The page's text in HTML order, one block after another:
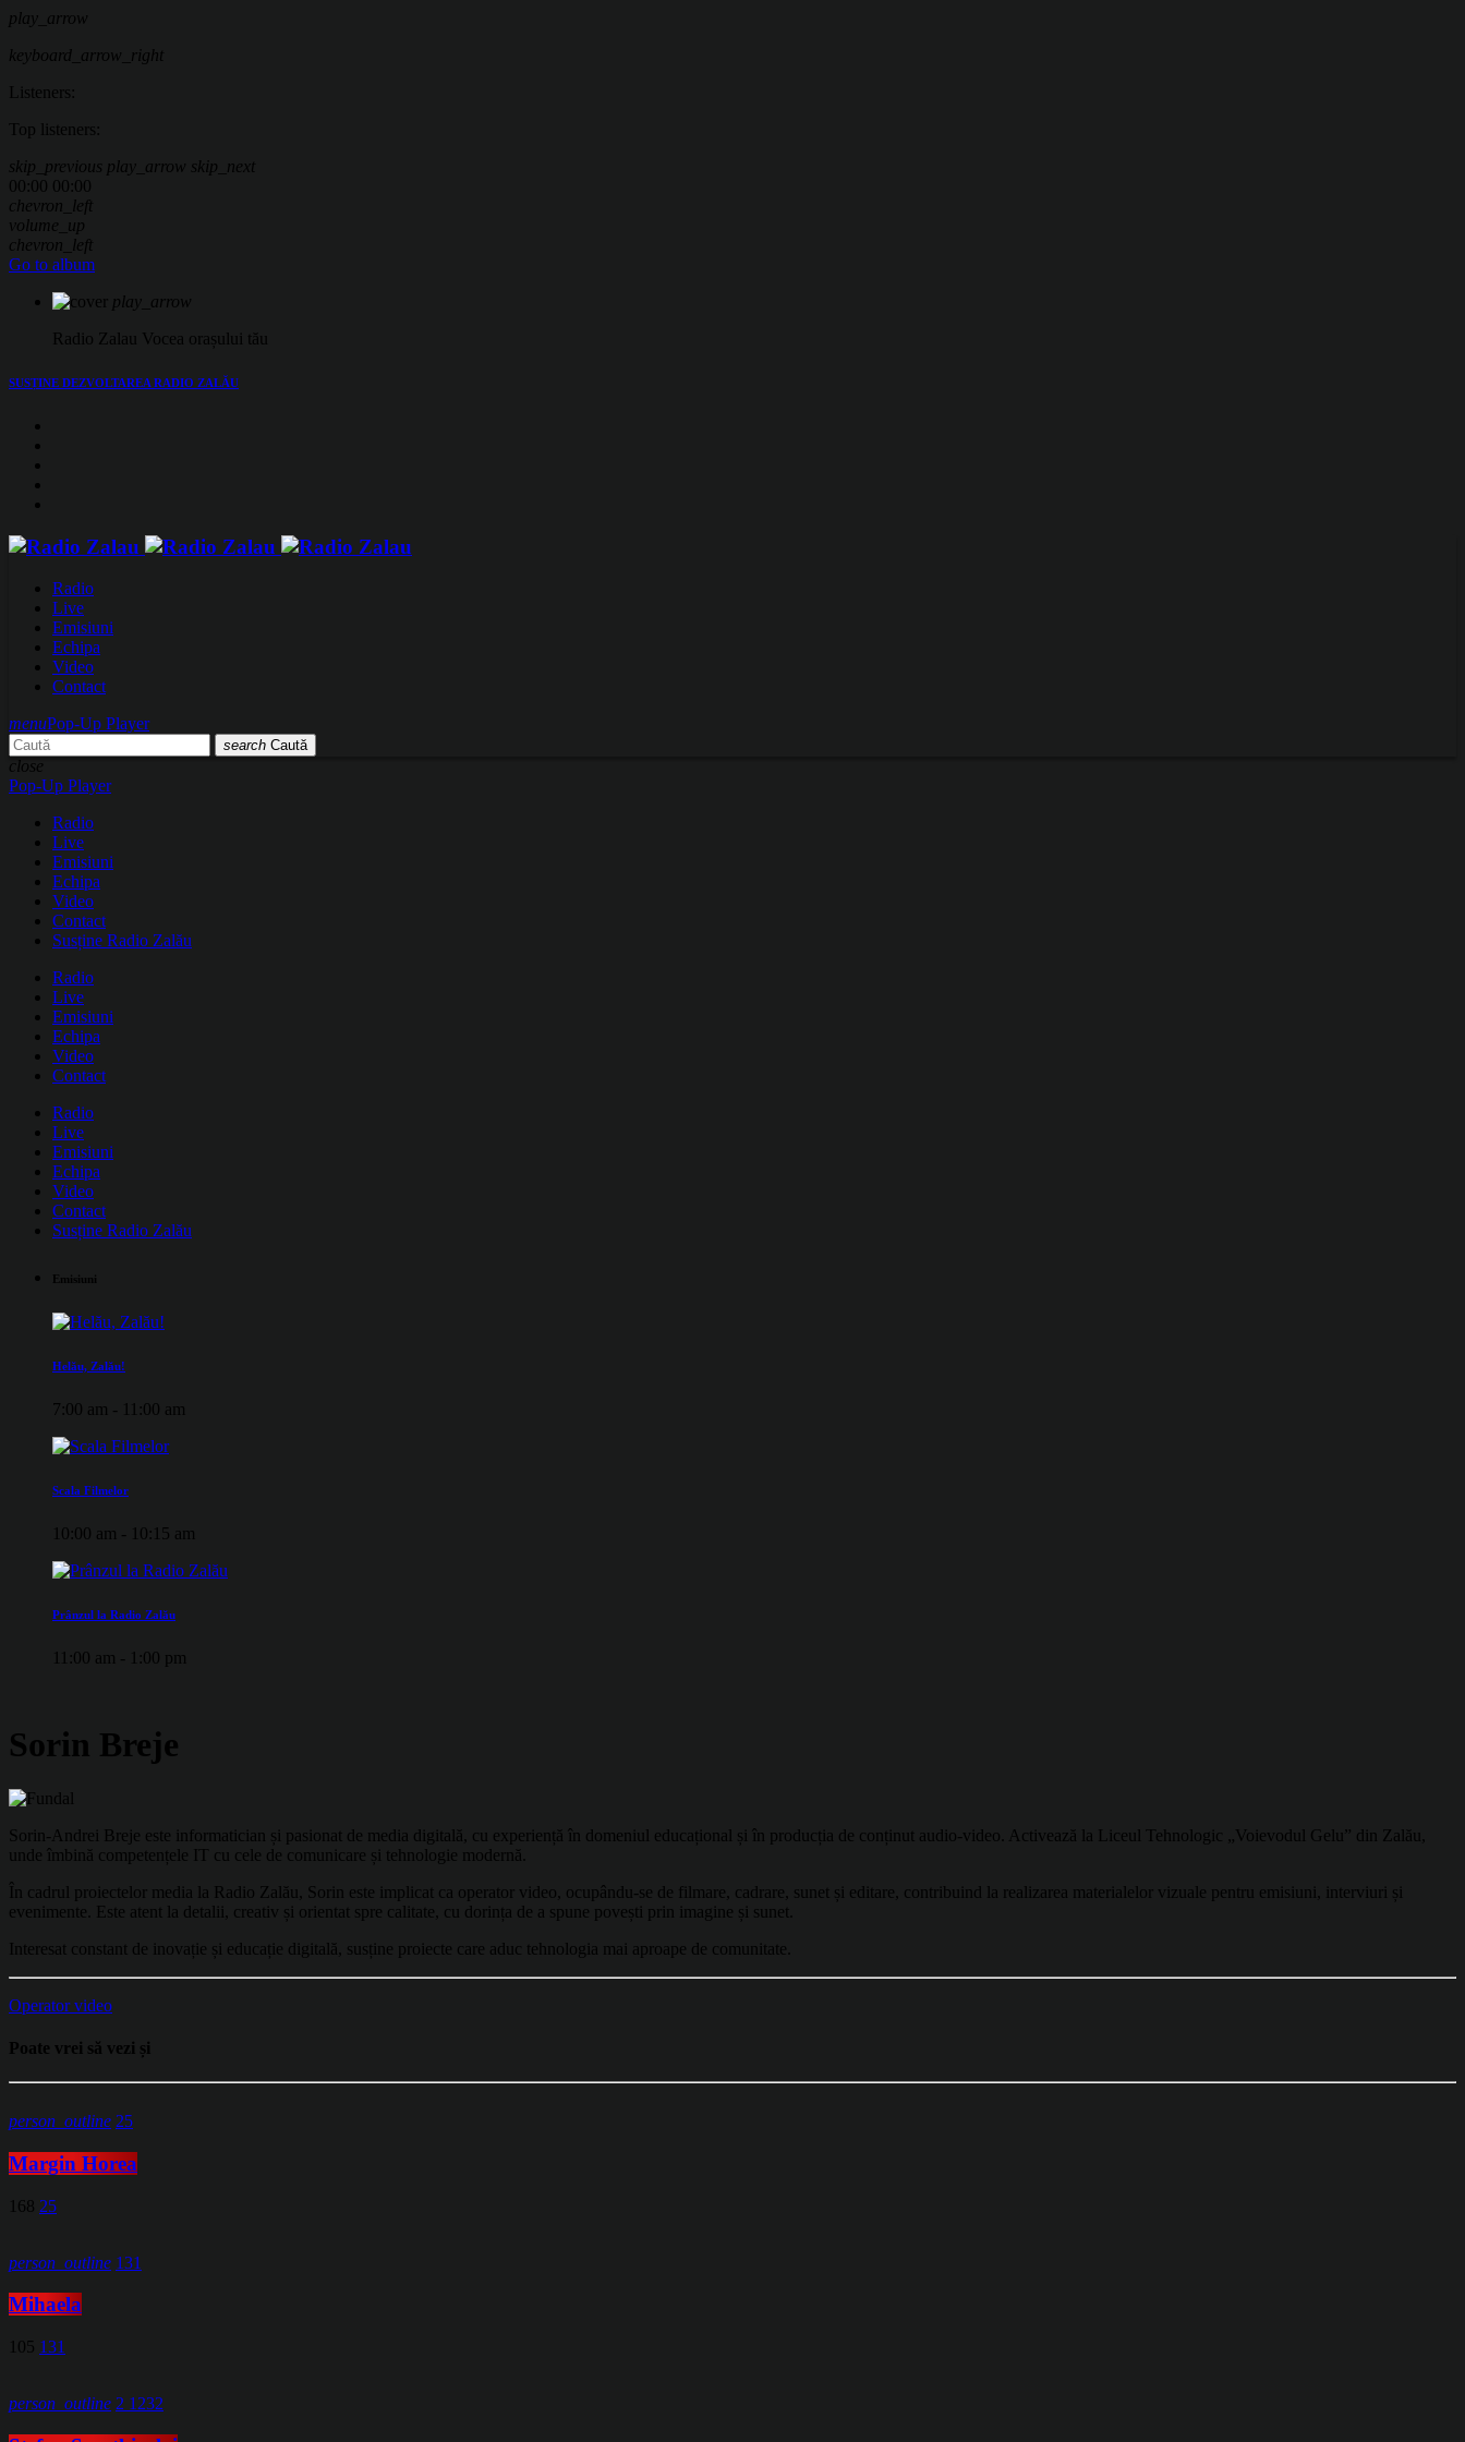
play_arrow
keyboard_arrow_right
Listeners:
Top listeners:
skip_previous play_arrow skip_next
00:00 00:00
chevron_left
volume_up
chevron_left
Go to album
play_arrow
Radio Zalau
Vocea orașului tău
SUSȚINE DEZVOLTAREA RADIO ZALĂU
Radio
Live
Emisiuni
Echipa
Video
Contact
menuPop-Up Player
search Caută
close
Pop-Up Player
Radio
Live
Emisiuni
Echipa
Video
Contact
Susține Radio Zalău
Radio
Live
Emisiuni
Echipa
Video
Contact
Radio
Live
Emisiuni
Echipa
Video
Contact
Susține Radio Zalău
Emisiuni
Helău, Zalău!
7:00 am - 11:00 am
Scala Filmelor
10:00 am - 10:15 am
Prânzul la Radio Zalău
11:00 am - 1:00 pm
Sorin Breje
Sorin-Andrei Breje este informatician și pasionat de media digitală, cu experiență în domeniul educațional și în producția de conținut audio-video. Activează la Liceul Tehnologic „Voievodul Gelu” din Zalău,
unde îmbină competențele IT cu cele de comunicare și tehnologie modernă.
În cadrul proiectelor media la Radio Zalău, Sorin este implicat ca operator video, ocupându-se de filmare, cadrare, sunet și editare, contribuind la realizarea materialelor vizuale pentru emisiuni, interviuri și
evenimente. Este atent la detalii, creativ și orientat spre calitate, cu dorința de a spune povești prin imagine și sunet.
Interesat constant de inovație și educație digitală, susține proiecte care aduc tehnologia mai aproape de comunitate.
Operator video
Poate vrei să vezi și
person_outline 25
Margin Horea
168 25
person_outline 131
Mihaela
105 131
person_outline 2 1232